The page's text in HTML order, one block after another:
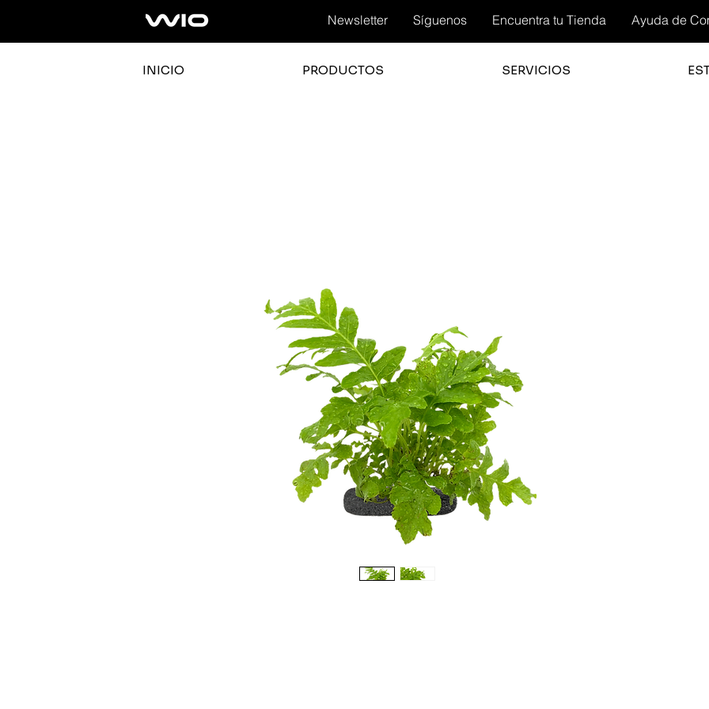
Newsletter Síguenos Encuentra tu Tienda Ayuda de
INICIO PRODUCTOS SERVICIOS